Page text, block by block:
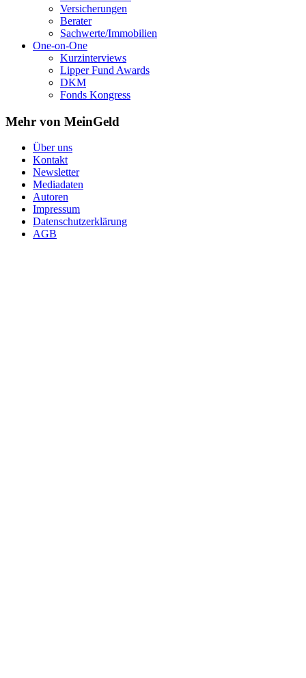
Versicherungen
Berater
Sachwerte/Immobilien
One-on-One
Kurzinterviews
Lipper Fund Awards
DKM
Fonds Kongress
Mehr von MeinGeld
Über uns
Kontakt
Newsletter
Mediadaten
Autoren
Impressum
Datenschutzerklärung
AGB